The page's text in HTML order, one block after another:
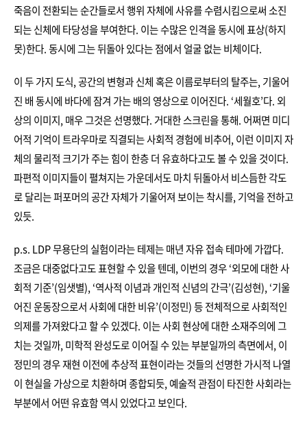
죽음이 전환되는 순간들로서 행위 자체에 사유를 수렴시킴으로써 소진
되는 신체에 타당성을 부여한다. 이는 수많은 인격을 동시에 표상(하지
못)한다. 동시에 그는 뒤돌아 있다는 점에서 얼굴 없는 비체이다.
이 두 가지 도식, 공간의 변형과 신체 혹은 이름로부터의 탈주는, 기울어
진 배 동시에 바다에 잠겨 가는 배의 영상으로 이어진다. ‘세월호’다. 외
상의 이미지, 매우 그것은 선명했다. 거대한 스크린을 통해. 어쩌면 미디
어적 기억이 트라우마로 직결되는 사회적 경험에 비추어, 이런 이미지 자
체의 물리적 크기가 주는 힘이 한층 더 유효하다고도 볼 수 있을 것이다.
파편적 이미지들이 펼쳐지는 가운데서도 마치 뒤돌아서 비스듬한 각도
로 달리는 퍼포머의 공간 자체가 기울어져 보이는 착시를, 기억을 전하고
있듯.
p.s. LDP 무용단의 실험이라는 테제는 매년 자유 접속 테마에 가깝다.
조금은 대중없다고도 표현할 수 있을 텐데, 이번의 경우 ‘외모에 대한 사
회적 기준’(임샛별), ‘역사적 이념과 개인적 신념의 간극’(김성현), ‘기울
어진 운동장으로서 사회에 대한 비유’(이정민) 등 전체적으로 사회적인
의제를 가져왔다고 할 수 있겠다. 이는 사회 현상에 대한 소재주의에 그
치는 것일까, 미학적 완성도로 이어질 수 있는 부분일까의 측면에서, 이
정민의 경우 재현 이전에 추상적 표현이라는 것들의 선명한 가시적 나열
이 현실을 가상으로 치환하며 종합되듯, 예술적 관점이 타진한 사회라는
부분에서 어떤 유효함 역시 있었다고 보인다.